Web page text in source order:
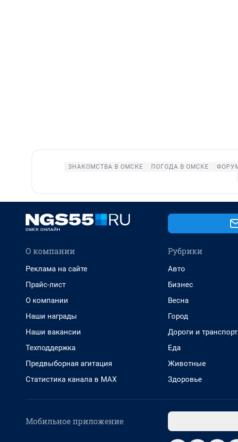
ЗНАКОМСТВА В ОМСКЕ ПОГОДА В ОМСКЕ
О компании
Реклама на сайте
Прайс-лист
О компании
Наши награды
Наши вакансии
Техподдержка
Предвыборная агитация
Статистика канала в MAX
Рубрики
Авто
Бизнес
Весна
Город
Дороги и транспорт
Еда
Животные
Здоровье
Мобильное приложение